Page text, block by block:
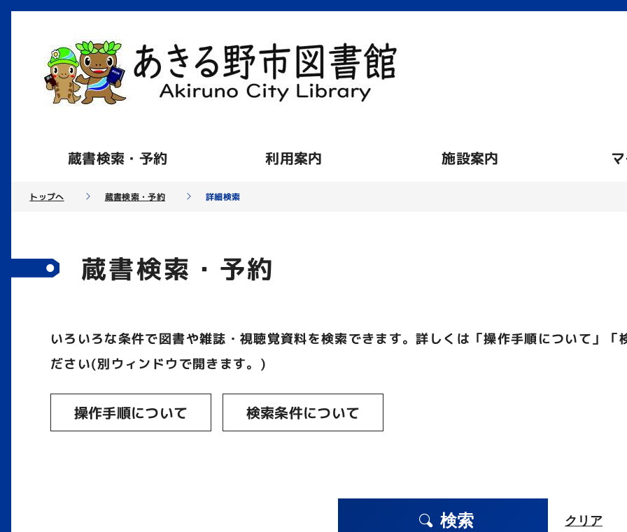
蔵書検索・予約 利用案内 施設案内
トップへ 蔵書検索・予約 詳細検索
蔵書検索・予約
いろいろな条件で図書や雑誌・視聴覚資料を検索できます。詳しくは「操作手順について」
ださい(別ウィンドウで開きます。)
操作手順について 検索条件について
検索 クリア